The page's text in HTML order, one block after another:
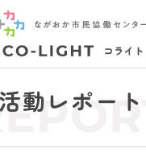
活動レポート